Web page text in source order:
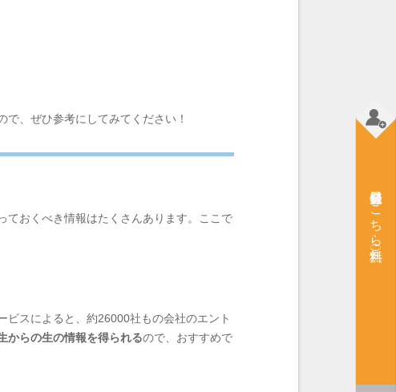
、ぜひ参考にしてみてください！
ておくべき情報はたくさんあります。ここで
スによると、約26000社もの会社のエント
からの生の情報を得られるので、おすすめで
会員登録はこちら（無料）